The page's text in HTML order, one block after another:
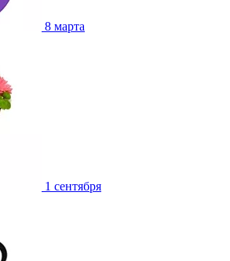
8 марта
1 сентября